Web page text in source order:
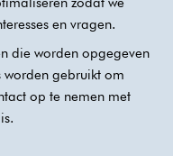
en vragen.
die worden opgegeven
worden gebruikt om
op te nemen met